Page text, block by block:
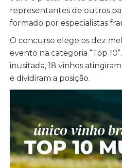
representantes de outros
formado por especialistas
O concurso elege os dez
evento na categoria “Top
inusitada, 18 vinhos
e dividiram a posição.